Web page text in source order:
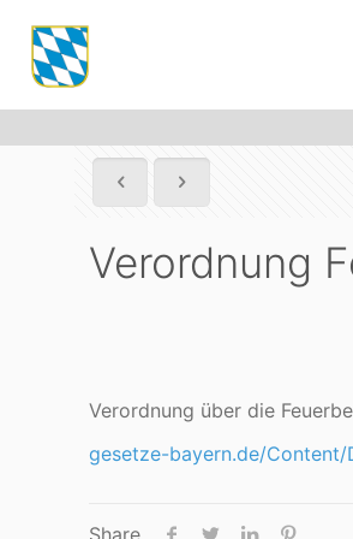
Verordnung
Verordnung über die
gesetze-bayern.de/Content/
Share